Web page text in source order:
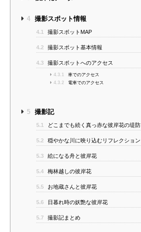
4 撮影スポット情報
4.1 撮影スポットMAP
4.2 撮影スポット基本情報
4.3 撮影スポットへのアクセス
4.3.1
車でのアクセス
4.3.2
電車でのアクセス
5 撮影記
5.1 どこまでも続く真っ赤な彼岸花の堤防
5.2 穏やかな川に映り込むリフレクション
5.3 絵になる舟と彼岸花
5.4 梅林越しの彼岸花
5.5 お地蔵さんと彼岸花
5.6 日暮れ時の妖艶な彼岸花
5.7 撮影記まとめ